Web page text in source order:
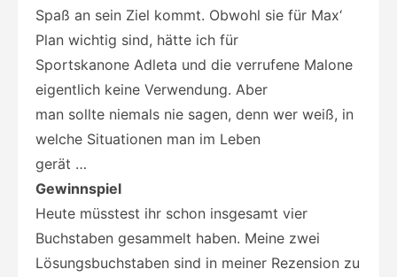
Spaß an sein Ziel kommt. Obwohl sie für Max‘
Plan wichtig sind, hätte ich für
Sportskanone Adleta und die verrufene Malone
eigentlich keine Verwendung. Aber
man sollte niemals nie sagen, denn wer weiß, in
welche Situationen man im Leben
gerät …
Gewinnspiel
Heute müsstest ihr schon insgesamt vier
Buchstaben gesammelt haben. Meine zwei
Lösungsbuchstaben sind in meiner Rezension zu